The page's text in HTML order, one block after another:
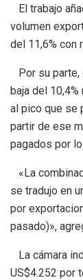
El trabajo
volumen
del 11,6% con
Por su parte,
baja del
al pico que se
partir de ese
pagados por
«La
se tradujo en
por
pasado)»,
La cámara
US$4.252 por